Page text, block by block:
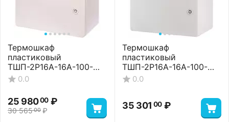
Термошкаф
пластиковый
ТШП-2P16A-16A-100-
604020 Basic
0.0
30 56500 ₽
25 98000 ₽
Термошкаф
пластиковый
ТШП-2P16A-16A-100-
604020 Premium
0.0
35 301 00 ₽